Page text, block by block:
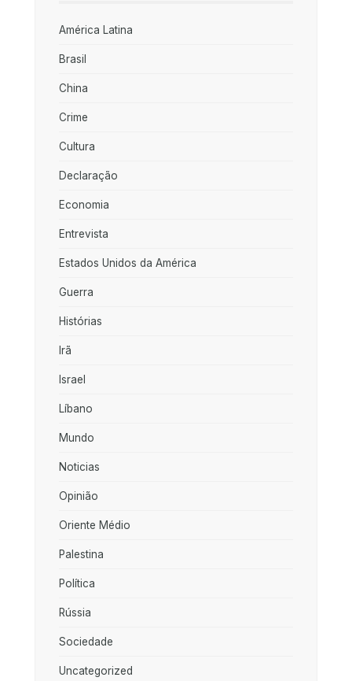
América Latina
Brasil
China
Crime
Cultura
Declaração
Economia
Entrevista
Estados Unidos da América
Guerra
Histórias
Irã
Israel
Líbano
Mundo
Noticias
Opinião
Oriente Médio
Palestina
Política
Rússia
Sociedade
Uncategorized